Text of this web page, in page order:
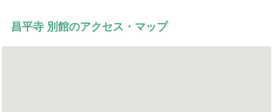
昌平寺 別館のアクセス・マップ